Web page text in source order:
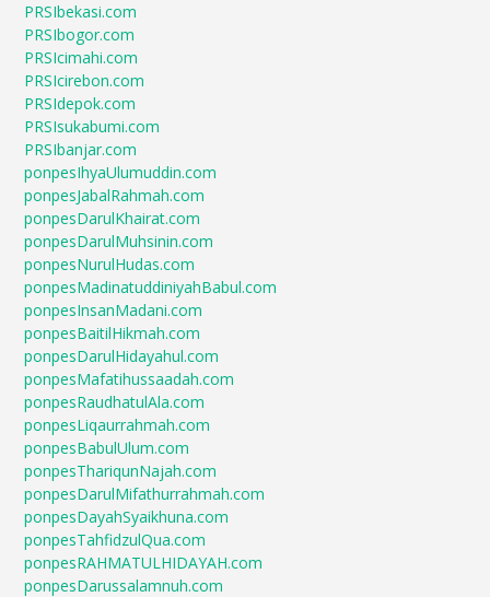
PRSIbekasi.com
PRSIbogor.com
PRSIcimahi.com
PRSIcirebon.com
PRSIdepok.com
PRSIsukabumi.com
PRSIbanjar.com
ponpesIhyaUlumuddin.com
ponpesJabalRahmah.com
ponpesDarulKhairat.com
ponpesDarulMuhsinin.com
ponpesNurulHudas.com
ponpesMadinatuddiniyahBabul.com
ponpesInsanMadani.com
ponpesBaitilHikmah.com
ponpesDarulHidayahul.com
ponpesMafatihussaadah.com
ponpesRaudhatulAla.com
ponpesLiqaurrahmah.com
ponpesBabulUlum.com
ponpesThariqunNajah.com
ponpesDarulMifathurrahmah.com
ponpesDayahSyaikhuna.com
ponpesTahfidzulQua.com
ponpesRAHMATULHIDAYAH.com
ponpesDarussalamnuh.com